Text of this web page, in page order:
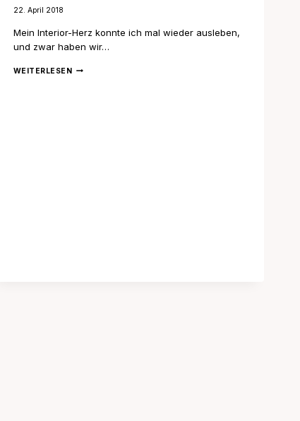
22. April 2018
Mein Interior-Herz konnte ich mal wieder ausleben,
und zwar haben wir…
WEITERLESENUNSER